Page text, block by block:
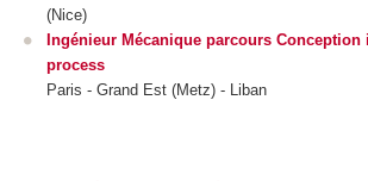
(Nice)
Ingénieur Mécanique parcours
process
Paris - Grand Est (Metz) - Liban